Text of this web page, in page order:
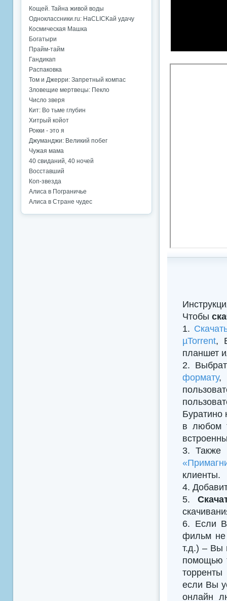
Чтобы
1.
µTorrent,
планшет
2.
формату,
Буратино
в любом
3. Также
клиенты.
4.
5.
6. Если
фильм не
т.д.) – Вы
помощью
если Вы
онлайн
Кощей. Тайна живой воды
Одноклассники.ru: НаCLICKай удачу
Космическая Машка
Богатыри
Прайм-тайм
Гандикап
Распаковка
Том и Джерри: Запретный компас
Зловещие мертвецы: Пекло
Число зверя
Кит: Во тьме глубин
Хитрый койот
Рокки - это я
Джуманджи: Великий побег
Чужая мама
40 свиданий, 40 ночей
Восставший
Коп-звезда
Алиса в Пограничье
Алиса в Стране чудес